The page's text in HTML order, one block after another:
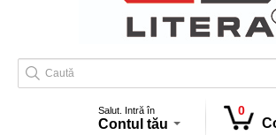
Salut. Intră în
Contul tău
0